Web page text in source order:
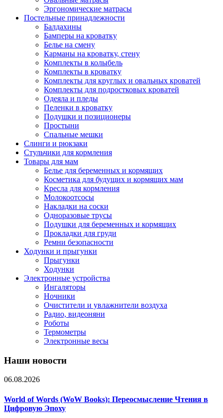
Эргономические матрасы
Постельные принадлежности
Балдахины
Бамперы на кроватку
Белье на смену
Карманы на кроватку, стену
Комплекты в колыбель
Комплекты в кроватку
Комплекты для круглых и овальных кроватей
Комплекты для подростковых кроватей
Одеяла и пледы
Пеленки в кроватку
Подушки и позиционеры
Простыни
Спальные мешки
Слинги и рюкзаки
Стульчики для кормления
Товары для мам
Белье для беременных и кормящих
Косметика для будущих и кормящих мам
Кресла для кормления
Молокоотсосы
Накладки на соски
Одноразовые трусы
Подушки для беременных и кормящих
Прокладки для груди
Ремни безопасности
Ходунки и прыгунки
Прыгунки
Ходунки
Электронные устройства
Ингаляторы
Ночники
Очистители и увлажнители воздуха
Радио, видеоняни
Роботы
Термометры
Электронные весы
Наши новости
06.08.2026
World of Words (WoW Books): Переосмысление Чтения в
Цифровую Эпоху